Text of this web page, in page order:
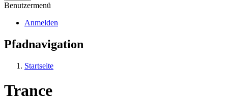
Benutzermenü
Anmelden
Pfadnavigation
Startseite
Trance